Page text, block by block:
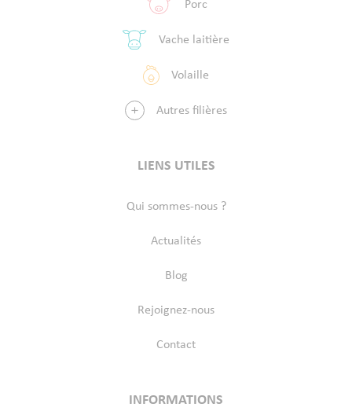
Porc
Vache laitière
Volaille
Autres filières
LIENS UTILES
Qui sommes-nous ?
Actualités
Blog
Rejoignez-nous
Contact
INFORMATIONS